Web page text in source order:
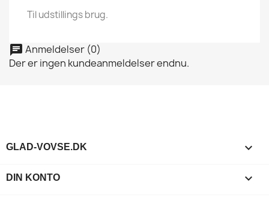
Til udstillings brug.
chat Anmeldelser (0)
Der er ingen kundeanmeldelser endnu.
GLAD-VOVSE.DK 
DIN KONTO 